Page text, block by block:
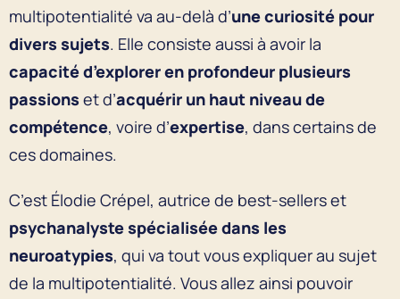
multipotentialité va au-delà d’une curiosité pour
divers sujets. Elle consiste aussi à avoir la
capacité d’explorer en profondeur plusieurs
passions et d’acquérir un haut niveau de
compétence, voire d’expertise, dans certains de
ces domaines.
C’est Élodie Crépel, autrice de best-sellers et
psychanalyste spécialisée dans les
neuroatypies, qui va tout vous expliquer au sujet
de la multipotentialité. Vous allez ainsi pouvoir